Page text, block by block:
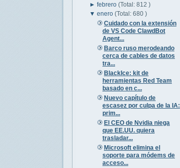
►febrero(Total: 812 )
▼enero(Total: 680 )
Cuidado con la extensión
de VS Code ClawdBot
Agent...
Barco ruso merodeando
cerca de cables de datos
tra...
BlackIce: kit de
herramientas Red Team
basado en c...
Nuevo capítulo de
escasez por culpa de la IA:
prim...
El CEO de Nvidia niega
que EE.UU. quiera
trasladar...
Microsoft elimina el
soporte para módems de
acceso...